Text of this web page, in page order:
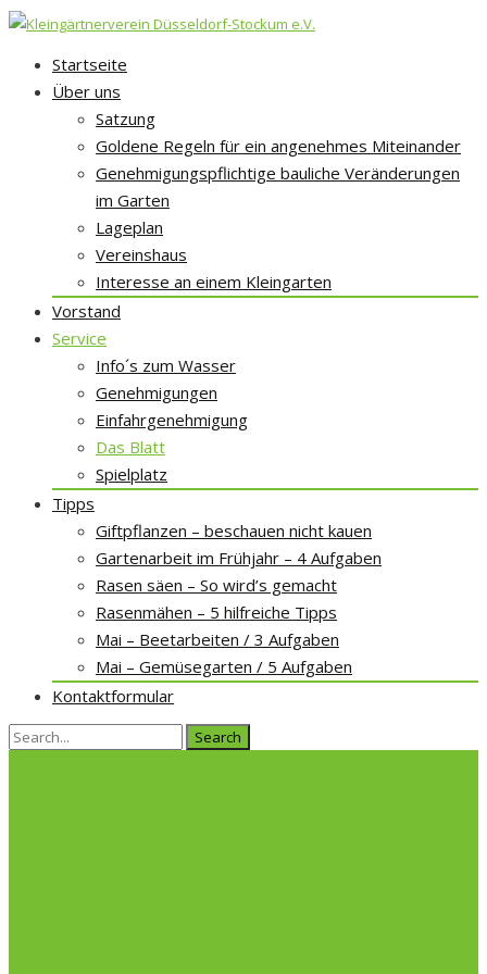
Skip
Startseite
Über uns
Satzung
Goldene Regeln für ein angenehmes Miteinander
Genehmigungspflichtige bauliche Veränderungen
im Garten
Lageplan
Vereinshaus
Interesse an einem Kleingarten
Vorstand
Service
Info´s zum Wasser
Genehmigungen
Einfahrgenehmigung
Das Blatt
Spielplatz
Tipps
Giftpflanzen – beschauen nicht kauen
Gartenarbeit im Frühjahr – 4 Aufgaben
Rasen säen – So wird’s gemacht
Rasenmähen – 5 hilfreiche Tipps
Mai – Beetarbeiten / 3 Aufgaben
Mai – Gemüsegarten / 5 Aufgaben
Kontaktformular
Search